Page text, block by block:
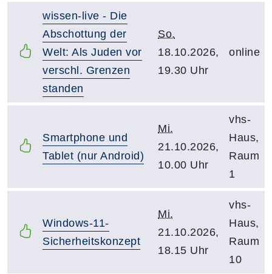
wissen-live - Die
Abschottung der
Welt: Als Juden vor
verschl. Grenzen
standen
So.
18.10.2026,
19.30 Uhr
online
Smartphone und
Tablet (nur Android)
Mi.
21.10.2026,
10.00 Uhr
vhs-
Haus,
Raum
1
Windows-11-
Sicherheitskonzept
Mi.
21.10.2026,
18.15 Uhr
vhs-
Haus,
Raum
10